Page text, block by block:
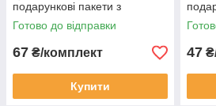
подарункові пакети з
малюнком для солодощів
25х15.5 см 10 шт
Готово до відправки
67 ₴/комплект
Купити
47